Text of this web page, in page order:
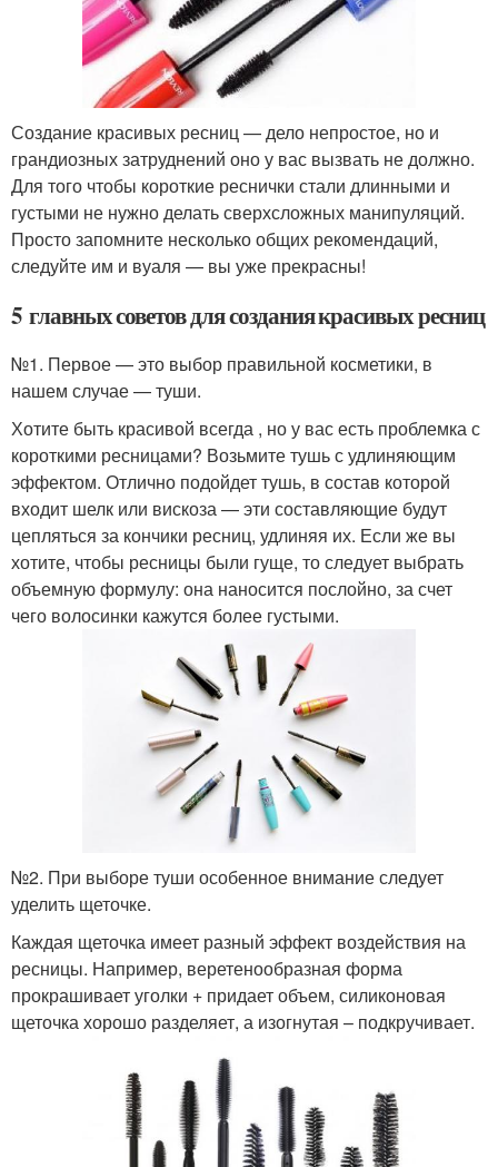
Создание красивых ресниц — дело непростое, но и
грандиозных затруднений оно у вас вызвать не должно.
Для того чтобы короткие реснички стали длинными и
густыми не нужно делать сверхсложных манипуляций.
Просто запомните несколько общих рекомендаций,
следуйте им и вуаля — вы уже прекрасны!
5 главных советов для создания красивых ресниц
№1. Первое — это выбор правильной косметики, в
нашем случае — туши.
Хотите быть красивой всегда , но у вас есть проблемка с
короткими ресницами? Возьмите тушь с удлиняющим
эффектом. Отлично подойдет тушь, в состав которой
входит шелк или вискоза — эти составляющие будут
цепляться за кончики ресниц, удлиняя их. Если же вы
хотите, чтобы ресницы были гуще, то следует выбрать
объемную формулу: она наносится послойно, за счет
чего волосинки кажутся более густыми.
№2. При выборе туши особенное внимание следует
уделить щеточке.
Каждая щеточка имеет разный эффект воздействия на
ресницы. Например, веретенообразная форма
прокрашивает уголки + придает объем, силиконовая
щеточка хорошо разделяет, а изогнутая – подкручивает.